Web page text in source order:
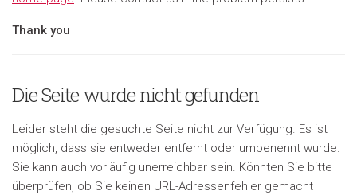
Thank you
Die Seite wurde nicht gefunden
Leider steht die gesuchte Seite nicht zur Verfügung. Es ist
möglich, dass sie entweder entfernt oder umbenennt wurde.
Sie kann auch vorläufig unerreichbar sein. Könnten Sie bitte
überprüfen, ob Sie keinen URL-Adressenfehler gemacht